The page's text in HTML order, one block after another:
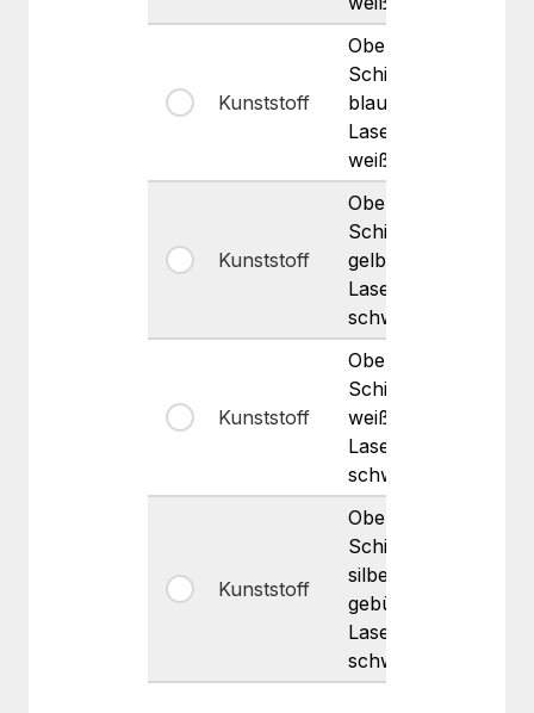
Kunststoff
Oberste
Schicht
blau
Lasergravur
weiß
Kunststoff
Oberste
Schicht
gelb
Lasergravur
schwarz
Kunststoff
Oberste
Schicht
weiß
Lasergravur
schwarz
Kunststoff
Oberste
Schicht
silber-
gebürstet
Lasergravur
schwarz